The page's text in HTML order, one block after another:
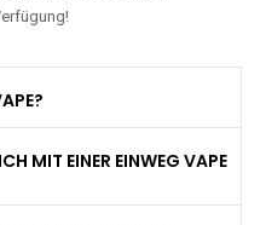
MIT EINER EINWEG VAPE